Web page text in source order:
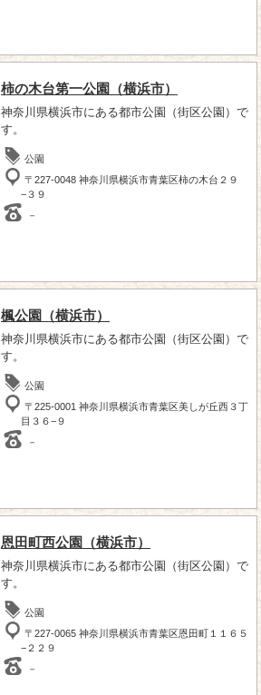
柿の木台第一公園（横浜市）
神奈川県横浜市にある都市公園（街区公園）で
す。
公園
〒227-0048 神奈川県横浜市青葉区柿の木台２９
−３９
－
楓公園（横浜市）
神奈川県横浜市にある都市公園（街区公園）で
す。
公園
〒225-0001 神奈川県横浜市青葉区美しが丘西３丁
目３６−９
－
恩田町西公園（横浜市）
神奈川県横浜市にある都市公園（街区公園）で
す。
公園
〒227-0065 神奈川県横浜市青葉区恩田町１１６５
−２２９
－